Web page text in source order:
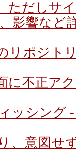
ただしサ
影響など
リポジト
に不正ア
ッシング
、意図せ